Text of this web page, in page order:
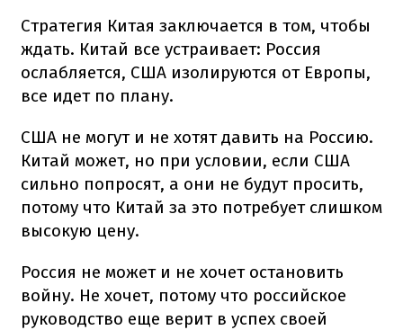
Стратегия Китая заключается в том, чтобы
ждать. Китай все устраивает: Россия
ослабляется, США изолируются от Европы,
все идет по плану.
США не могут и не хотят давить на Россию.
Китай может, но при условии, если США
сильно попросят, а они не будут просить,
потому что Китай за это потребует слишком
высокую цену.
Россия не может и не хочет остановить
войну. Не хочет, потому что российское
руководство еще верит в успех своей